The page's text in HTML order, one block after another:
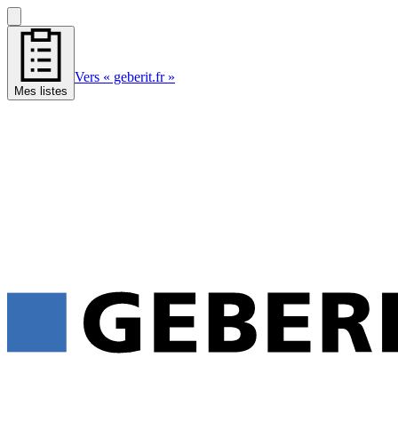
Mes listes
Vers « geberit.fr »